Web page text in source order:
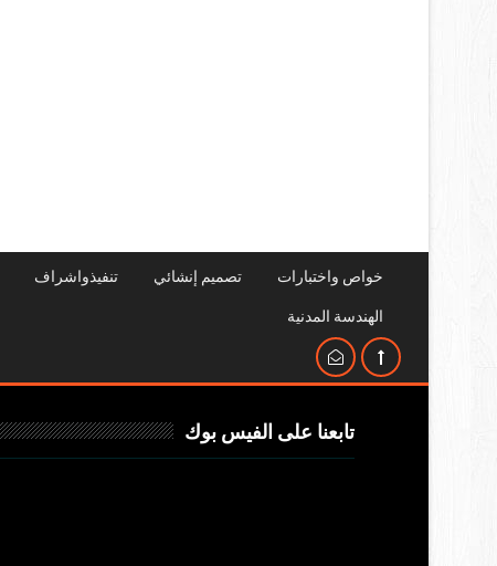
خواص واختبارات تصميم إنشائي تنفيذواشراف
الهندسة المدنية
تابعنا على الفيس بوك